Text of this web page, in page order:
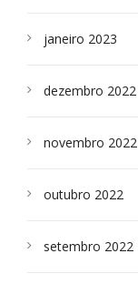
janeiro 2023
dezembro 2022
novembro 2022
outubro 2022
setembro 2022